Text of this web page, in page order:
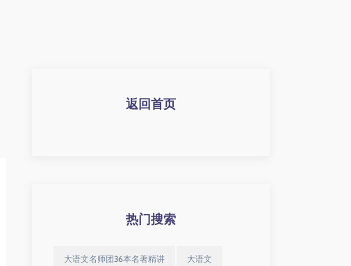
返回首页
热门搜索
大语文名师团36本名著精讲 大语文